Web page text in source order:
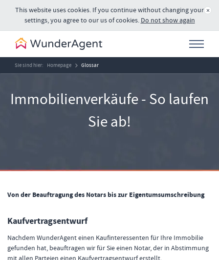
×
This website uses cookies. If you continue without changing your
settings, you agree to our us of cookies. Do not show again
Sie sind hier: Homepage Glossar
Immobilienverkäufe - So laufen
Sie ab!
Von der Beauftragung des Notars bis zur Eigentumsumschreibung
Kaufvertragsentwurf
Nachdem WunderAgent einen Kaufinteressenten für Ihre Immobilie
gefunden hat, beauftragen wir für Sie einen Notar, der in Abstimmung
mit allen Parteien einen Kaufvertragsentwurf erstellt.